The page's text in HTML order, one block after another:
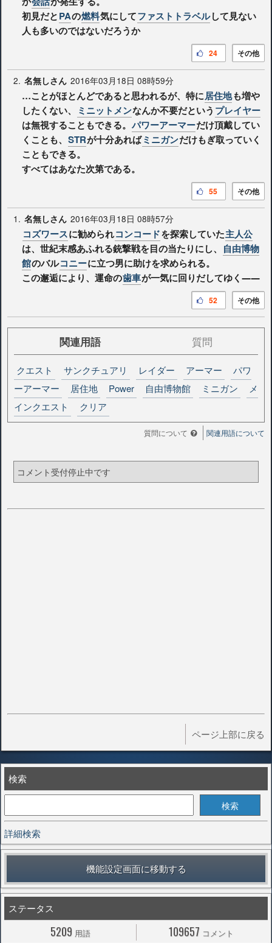
初見だとPAの燃料気にしてファストトラベルして見ない
人も多いのではないだろうか
その他
24
2. 名無しさん 2016年03月18日 08時59分
…ことがほとんどであると思われるが、特に居住地も増や
したくない、
ミニットメンなんか不要だという プレイヤー
は無視することもできる。 パワーアーマーだけ頂戴してい
くことも、 STRが十分あればミニガンだけもぎ取っていく
こともできる。
すべてはあなた次第である。
その他
55
1. 名無しさん 2016年03月18日 08時57分
コズワースに勧められコンコードを探索していた主人公
は、世紀末感あふれる銃撃戦を目の当たりにし、 自由博物
館のバルコニーに立つ男に助けを求められる。
この邂逅により、運命の歯車が一気に回りだしてゆく――
その他
52
関連用語 質問
クエスト サンクチュアリ レイダー アーマー
パワ
ーアーマー
居住地 Power 自由博物館 ミニガン
メ
インクエスト
クリア
関連用語について
質問について
コメント受付停止中です
ページ上部に戻る
検索
詳細検索
機能設定画面に移動する
ステータス
5209 用語 109657 コメント